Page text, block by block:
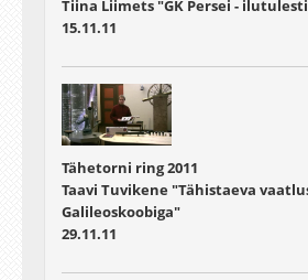
Tiina Liimets "GK Persei -
15.11.11
Tähetorni ring 2011
Taavi Tuvikene "Tähistaeva
Galileoskoobiga"
29.11.11